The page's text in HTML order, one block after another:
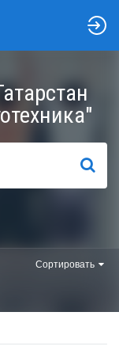
НАЙТИ
Сортировать